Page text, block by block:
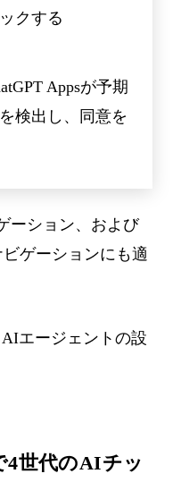
クする
Appsが予期
検出し、同意を
ーション、および
ビゲーションにも適
エージェントの設
世代のAIチッ